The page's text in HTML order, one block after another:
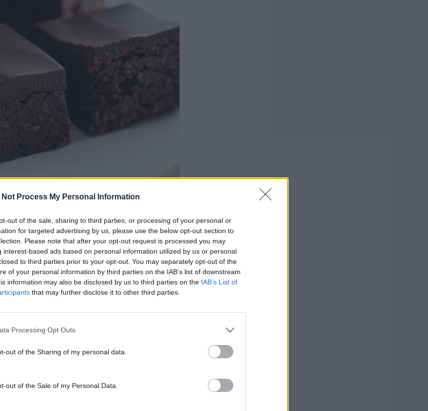
Not Process My Personal Information
out of the sale, sharing to third parties, or processing of your personal or
for targeted advertising by us, please use the below opt-out section to
Please note that after your opt-out request is processed you may
interest-based ads based on personal information utilized by us or personal
to third parties prior to your opt-out. You may separately opt-out of the
of your personal information by third parties on the IAB’s list of downstream
information may also be disclosed by us to third parties on the IAB’s List of
that may further disclose it to other third parties.
Processing Opt Outs
out of the Sharing of my personal data.
out of the Sale of my Personal Data.
brownie är att den är glutenfri och gjord på
jag mixade mandel grovt för ett extra